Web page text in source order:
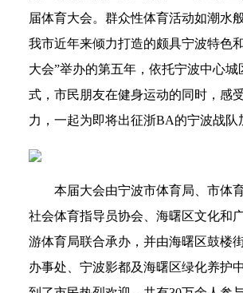
届体育大会。群众性体育活动如潮水
我市近年来倾力打造的颇具宁波特色
大会”举办的第五年，依托宁波中心
式，市民朋友在健身运动的同时，感
力，一起为即将出征浙BA的宁波战队
本届大会由宁波市体育局、市体
社会体育指导员协会、海曙区文化和
游体育局联合承办，并由海曙区鼓楼
办事处、宁波影都及海曙区绿化养护